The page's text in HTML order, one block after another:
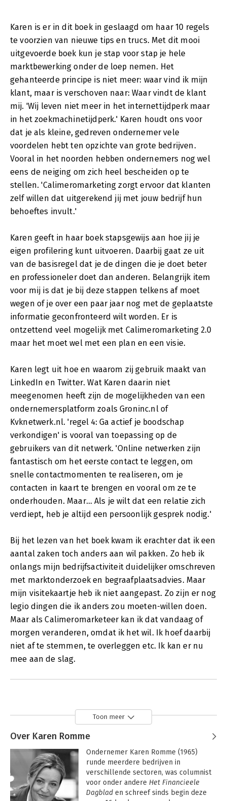
Karen is er in dit boek in geslaagd om haar 10 regels
te voorzien van nieuwe tips en trucs. Met dit mooi
uitgevoerde boek kun je stap voor stap je hele
marktbewerking onder de loep nemen. Het
gehanteerde principe is niet meer: waar vind ik mijn
klant, maar is verschoven naar: Waar vindt de klant
mij. 'Wij leven niet meer in het internettijdperk maar
in het zoekmachinetijdperk.' Karen houdt ons voor
dat je als kleine, gedreven ondernemer vele
voordelen hebt ten opzichte van grote bedrijven.
Vooral in het noorden hebben ondernemers nog wel
eens de neiging om zich heel bescheiden op te
stellen. 'Calimeromarketing zorgt ervoor dat klanten
zelf willen dat uitgerekend jij met jouw bedrijf hun
behoeftes invult.'
Karen geeft in haar boek stapsgewijs aan hoe jij je
eigen profilering kunt uitvoeren. Daarbij gaat ze uit
van de basisregel dat je de dingen die je doet beter
en professioneler doet dan anderen. Belangrijk item
voor mij is dat je bij deze stappen telkens af moet
wegen of je over een paar jaar nog met de geplaatste
informatie geconfronteerd wilt worden. Er is
ontzettend veel mogelijk met Calimeromarketing 2.0
maar het moet wel met een plan en een visie.
Karen legt uit hoe en waarom zij gebruik maakt van
LinkedIn en Twitter. Wat Karen daarin niet
meegenomen heeft zijn de mogelijkheden van een
ondernemersplatform zoals Groninc.nl of
Kvknetwerk.nl. 'regel 4: Ga actief je boodschap
verkondigen' is vooral van toepassing op de
gebruikers van dit netwerk. 'Online netwerken zijn
fantastisch om het eerste contact te leggen, om
snelle contactmomenten te realiseren, om je
contacten in kaart te brengen en vooral om ze te
onderhouden. Maar… Als je wilt dat een relatie zich
verdiept, heb je altijd een persoonlijk gesprek nodig.'
Bij het lezen van het boek kwam ik erachter dat ik een
aantal zaken toch anders aan wil pakken. Zo heb ik
onlangs mijn bedrijfsactiviteit duidelijker omschreven
met marktonderzoek en begraafplaatsadvies. Maar
mijn visitekaartje heb ik niet aangepast. Zo zijn er nog
legio dingen die ik anders zou moeten-willen doen.
Maar als Calimeromarketeer kan ik dat vandaag of
morgen veranderen, omdat ik het wil. Ik hoef daarbij
niet af te stemmen, te overleggen etc. Ik kan er nu
mee aan de slag.
Toon meer
Over Karen Romme
Ondernemer Karen Romme (1965)
runde meerdere bedrijven in
verschillende sectoren, was columnist
voor onder andere Het Financieele
Dagblad en schreef sinds begin deze